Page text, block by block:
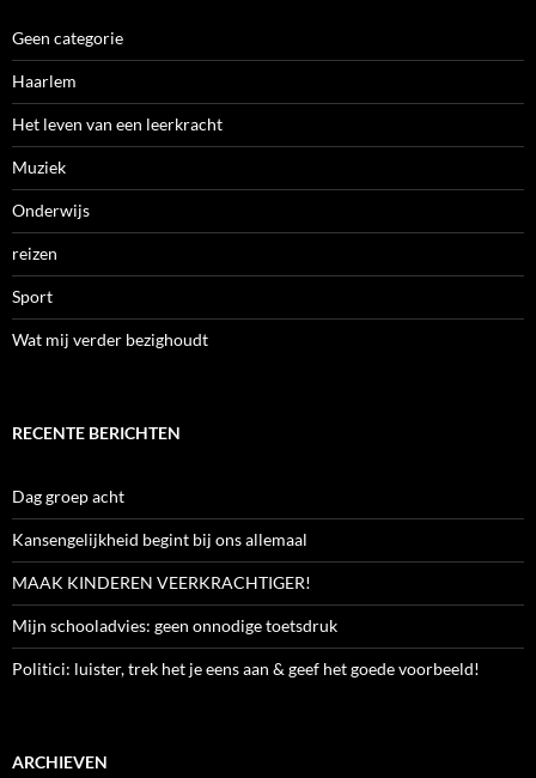
Geen categorie
Haarlem
Het leven van een leerkracht
Muziek
Onderwijs
reizen
Sport
Wat mij verder bezighoudt
RECENTE BERICHTEN
Dag groep acht
Kansengelijkheid begint bij ons allemaal
MAAK KINDEREN VEERKRACHTIGER!
Mijn schooladvies: geen onnodige toetsdruk
Politici: luister, trek het je eens aan & geef het goede voorbeeld!
ARCHIEVEN